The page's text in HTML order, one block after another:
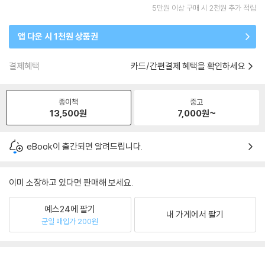
5만원 이상 구매 시 2천원 추가 적립
앱 다운 시 1천원 상품권
결제혜택 카드/간편결제 혜택을 확인하세요
종이책
13,500원
중고
7,000원~
eBook이 출간되면 알려드립니다.
이미 소장하고 있다면 판매해 보세요.
예스24에 팔기
균일 매입가 200원
내 가게에서 팔기